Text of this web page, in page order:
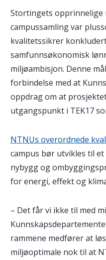
Stortingets opprinnelige
campussamling var
kvalitetssikrer
samfunnsøkonomisk
miljøambisjon. Denne
forbindelse med at
oppdrag om at
utgangspunkt i TEK17
NTNUs overordnede
campus bør utvikles til
nybygg og
for energi, effekt og
– Det får vi ikke til med
rammene medfører at
miljøoptimale nok til at